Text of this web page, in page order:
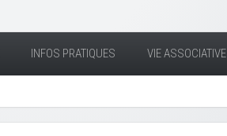
INFOS PRATIQUES VIE ASSOCIATIVE